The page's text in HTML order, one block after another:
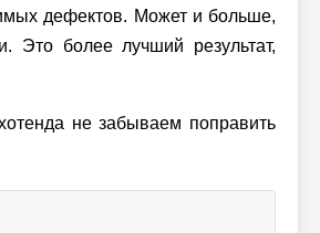
дефектов. Может и больше,
Это более лучший результат,
не забываем поправить